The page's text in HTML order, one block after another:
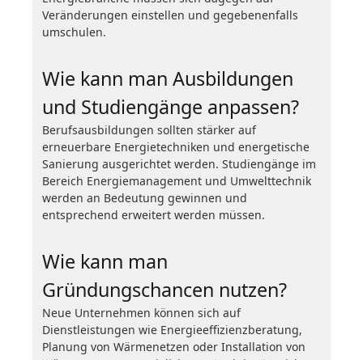
Veränderungen einstellen und gegebenenfalls
umschulen.
Wie kann man Ausbildungen
und Studiengänge anpassen?
Berufsausbildungen sollten stärker auf
erneuerbare Energietechniken und energetische
Sanierung ausgerichtet werden. Studiengänge im
Bereich Energiemanagement und Umwelttechnik
werden an Bedeutung gewinnen und
entsprechend erweitert werden müssen.
Wie kann man
Gründungschancen nutzen?
Neue Unternehmen können sich auf
Dienstleistungen wie Energieeffizienzberatung,
Planung von Wärmenetzen oder Installation von